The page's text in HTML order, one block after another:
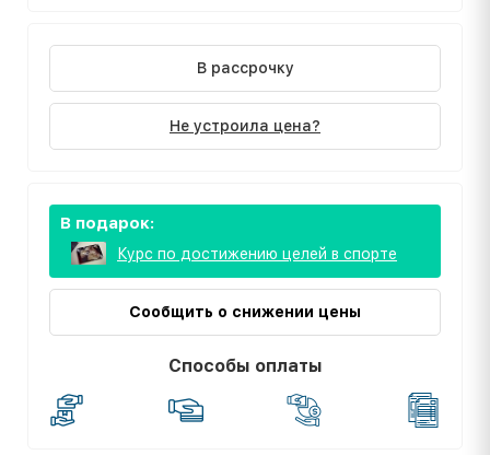
В рассрочку
Не устроила цена?
В подарок:
Курс по достижению целей в спорте
Сообщить о снижении цены
Способы оплаты